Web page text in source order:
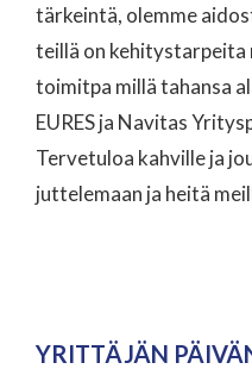
tärkeintä, olemme
teillä on kehitystarpeita
toimitpa millä tahansa
EURES ja Navitas
Tervetuloa kahville ja
juttelemaan ja heitä
YRITTÄJÄN